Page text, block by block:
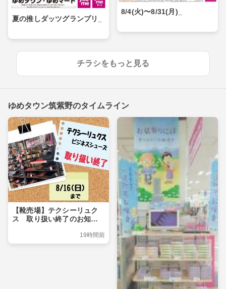
夏の推しダッツグランプリ_
8/4(火)〜8/31(月)_
チラシをもっと見る
ゆめタウン筑紫野のタイムライン
【靴売場】テクシーリュク
ス 取り扱い終了のお知ら
19時間前